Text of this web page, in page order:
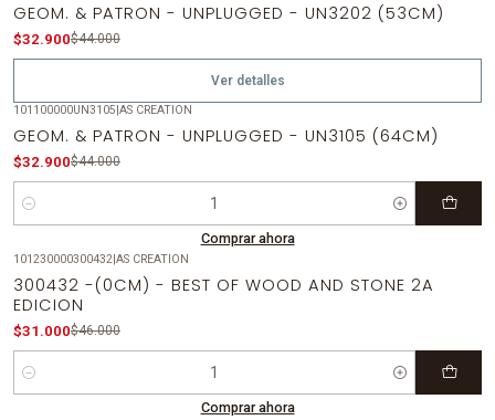
Agotado
GEOM. & PATRON - UNPLUGGED - UN3202 (53CM)
$32.900$44.000
Ver detalles
101100000UN3105 AS CREATION
GEOM. & PATRON - UNPLUGGED - UN3105 (64CM)
$32.900$44.000
Cantidad
Comprar ahora
-33% OFF
101230000300432| AS CREATION
300432 -(0CM) - BEST OF WOOD AND STONE 2A
EDICION
$31.000$46.000
Cantidad
Comprar ahora